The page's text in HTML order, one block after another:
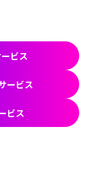
ビス
ービス
ビス